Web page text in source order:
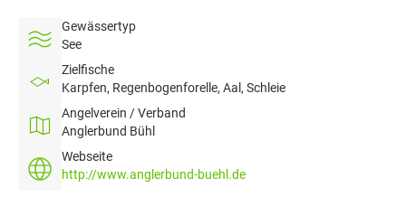
Gewässertyp
See
Zielfische
Karpfen, Regenbogenforelle, Aal, Schleie
Angelverein / Verband
Anglerbund Bühl
Webseite
http://www.anglerbund-buehl.de